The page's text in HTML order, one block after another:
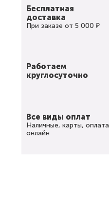
Бесплатная
доставка
При заказе от 5 000 ₽
Работаем
круглосуточно
Все виды оплат
Наличные, карты, оплата
онлайн